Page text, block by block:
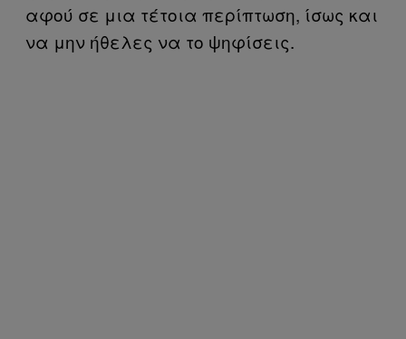
αφού σε μια τέτοια περίπτωση, ίσως και
να μην ήθελες να το ψηφίσεις.